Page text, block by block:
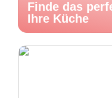
Finde das
Ihre Küche